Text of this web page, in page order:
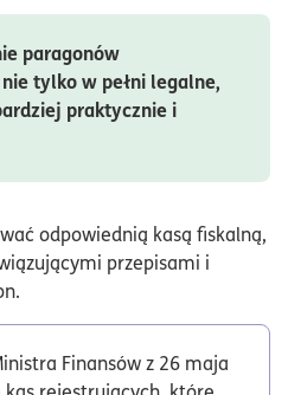
paragonów
tylko w pełni legalne,
praktycznie i
odpowiednią kasą fiskalną,
przepisami i
Finansów z 26 maja